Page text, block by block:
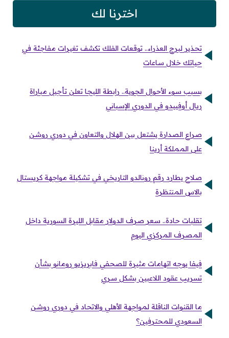
اخترنا لك
تحذير لبرج العذراء.. توقعات الفلك تكشف تغيرات مفاجئة في
حياتك خلال ساعات
بسبب سوء الأحوال الجوية.. رابطة الليجا تعلن تأجيل مباراة
ريال أوفييدو في الدوري الإسباني
صراع الصدارة يشتعل بين الهلال والتعاون في دوري روشن
على المملكة أرينا
صلاح يطارد رقم رونالدو التاريخي في تشكيلة مواجهة كريستال
بالاس المنتظرة
تقلبات حادة.. سعر صرف الدولار مقابل الليرة السورية داخل
المصرف المركزي اليوم
فيفا يوجه اتهامات مثيرة للصحفي فابريزيو رومانو بشأن
تسريب عقود اللاعبين بشكل سري
ما القنوات الناقلة لمواجهة الأهلي والاتحاد في دوري روشن
السعودي للمحترفين؟